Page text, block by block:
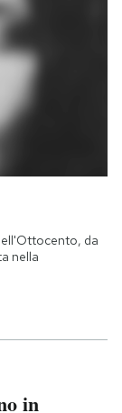
da
nella
in